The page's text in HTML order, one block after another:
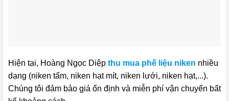
Hiện tại, Hoàng Ngọc Diệp thu mua phế liệu niken nhiều
dạng (niken tấm, niken hạt mít, niken lưới, niken hạt,...).
Chúng tôi đảm bảo giá ổn định và miễn phí vận chuyển bất